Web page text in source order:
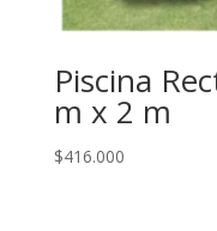
Piscina
m x 2 m
$416.000